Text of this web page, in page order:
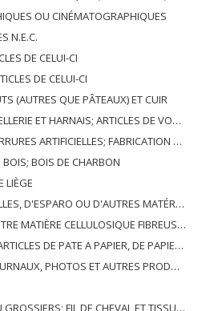
OU CINÉMATOGRAPHIQUES
N.E.C.
DE CELUI-CI
DE CELUI-CI
(AUTRES QUE PÂTEAUX) ET CUIR
SACS À MAIN ET RÉCIPIENTS ANALOGUES; ARTICLES DE GUT ANIMAL (AUTRE QUE GUT DE SOIE-VERT)
ARTIFICIELLES; FABRICATION DE CELLES-CI
BOIS; BOIS DE CHARBON
LIÈGE
D'AUTRES MATÉRIAUX DE COULÉE; BASKETWARE ET WICKERWORK
FIBREUSE; PAPIER OU CARTON RÉCUPÉRÉ (DÉCHETS ET DÉCHETS)
DE PATE A PAPIER, DE PAPIER OU DE CARTON
DE L'INDUSTRIE DE L'IMPRIMERIE; MANUSCRITS, TYPESCRIPTS ET PLANS
FIL DE CHEVAL ET TISSU TISSÉ